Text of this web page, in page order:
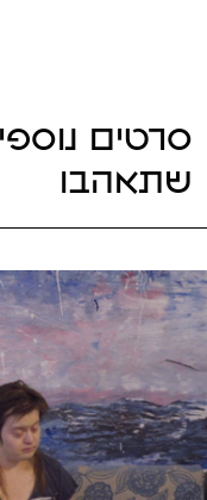
אקטיביזם,
סרטים
שתאהבו